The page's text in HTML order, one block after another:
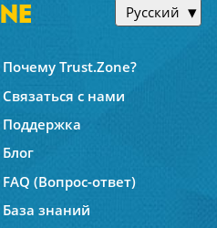
Русский
Почему Trust.Zone?
Связаться с нами
Поддержка
Блог
FAQ (Вопрос-ответ)
База знаний